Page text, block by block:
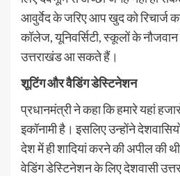
आवुर्वेद के जरिए आप खुद को रिचार्ज
कॉलेज, यूनिवर्सिटी, स्कूलों के नौजवान
उत्तराखंड आ सकते हैं।
शूटिंग और वैडिंग डेस्टिनेशन
प्रधानमंत्री ने कहा कि हमारे यहां
इकॉनामी है। इसलिए उन्होंने
देश में ही शादियां करने की अपील की
वेडिंग डेस्टिनेशन के लिए देशवासी